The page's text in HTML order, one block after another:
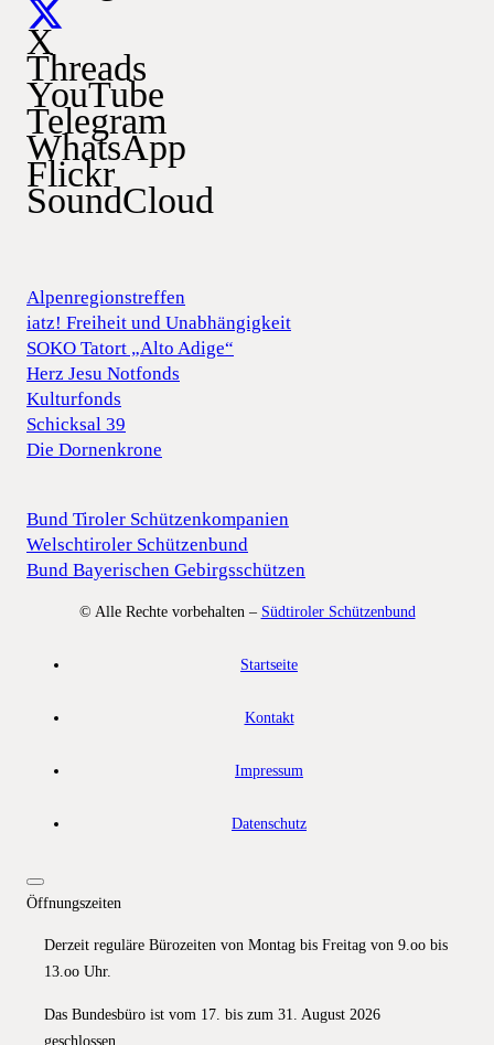
X
Threads
YouTube
Telegram
WhatsApp
Flickr
SoundCloud
Alpenregionstreffen
iatz! Freiheit und Unabhängigkeit
SOKO Tatort „Alto Adige“
Herz Jesu Notfonds
Kulturfonds
Schicksal 39
Die Dornenkrone
Bund Tiroler Schützenkompanien
Welschtiroler Schützenbund
Bund Bayerischen Gebirgsschützen
© Alle Rechte vorbehalten – Südtiroler Schützenbund
Startseite
Kontakt
Impressum
Datenschutz
Öffnungszeiten
Derzeit reguläre Bürozeiten von Montag bis Freitag von 9.oo bis
13.oo Uhr.
Das Bundesbüro ist vom 17. bis zum 31. August 2026
geschlossen.